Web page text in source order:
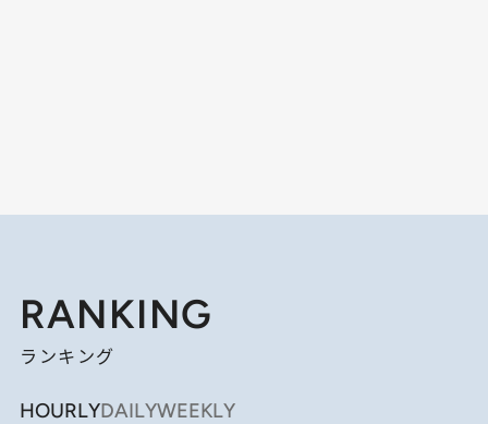
RANKING
ランキング
HOURLYDAILYWEEKLY